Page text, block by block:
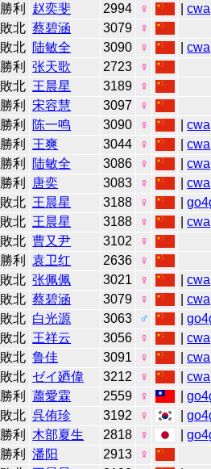
勝利 赵奕斐 2994 ♀ |cwa
敗北 蔡碧涵 3079
♀
敗北 陆敏全 3090 ♀ |cwa
勝利 张天歌 2723
♀
敗北 王晨星 3189
♀
勝利 宋容慧 3097
♀
勝利 陈一鸣 3090 ♀ |cwa
勝利 王爽 3044 ♀ |cwa
勝利 陆敏全 3086 ♀ |cwa
勝利 唐奕 3083 ♀ |cwa
敗北 王晨星 3188 ♀ |
敗北 王晨星 3188 ♀ |cwa
敗北 曹又尹 3102
♀
勝利 袁卫红 2636
♀
敗北 张佩佩 3021 ♀ |cwa
敗北 蔡碧涵 3079 ♀ |cwa
敗北 白光源 3063 ♂ |
敗北 王祥云 3056 ♀ |cwa
敗北 鲁佳 3091 ♀ |cwa
敗北 ゼイ廼偉 3212 ♀ |cwa
勝利 蕭愛霖 2559 ♀ |
敗北 呉侑珍 3192 ♀ |
勝利 木部夏生 2818 ♀ |
勝利 潘阳 2913
♀